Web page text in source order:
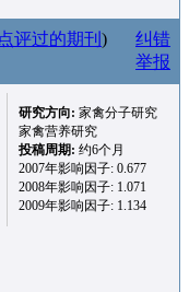
评过的期刊 )
纠错
举报
研究方向: 家禽分子研究
家禽营养研究
投稿周期: 约6个月
2007年影响因子: 0.677
2008年影响因子: 1.071
2009年影响因子: 1.134